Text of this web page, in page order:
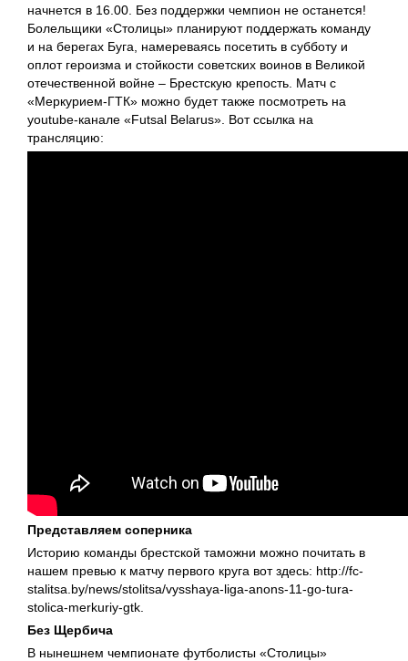
начнется в 16.00. Без поддержки чемпион не останется!
Болельщики «Столицы» планируют поддержать команду
и на берегах Буга, намереваясь посетить в субботу и
оплот героизма и стойкости советских воинов в Великой
отечественной войне – Брестскую крепость. Матч с
«Меркурием-ГТК» можно будет также посмотреть на
youtube-канале «Futsal Belarus». Вот ссылка на
трансляцию:
Представляем соперника
Историю команды брестской таможни можно почитать в
нашем превью к матчу первого круга вот здесь: http://fc-
stalitsa.by/news/stolitsa/vysshaya-liga-anons-11-go-tura-
stolica-merkuriy-gtk.
Без Щербича
В нынешнем чемпионате футболисты «Столицы»